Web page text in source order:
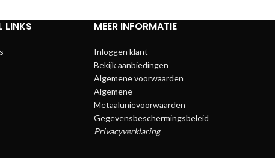
LINKS MEER INFORMATIE
Inloggen klant
Bekijk aanbiedingen
Algemene voorwaarden
Algemene
Metaalunievoorwaarden
Gegevensbeschermingsbeleid
Privacyverklaring